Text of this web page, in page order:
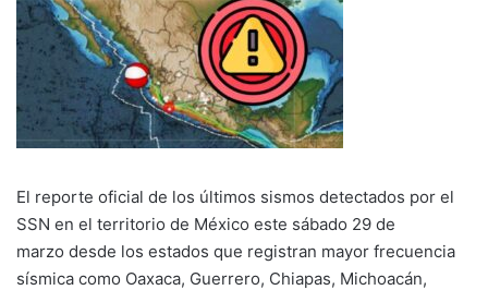
El reporte oficial de los últimos sismos detectados por el
SSN en el territorio de México este sábado 29 de
marzo desde los estados que registran mayor frecuencia
sísmica como Oaxaca, Guerrero, Chiapas, Michoacán,